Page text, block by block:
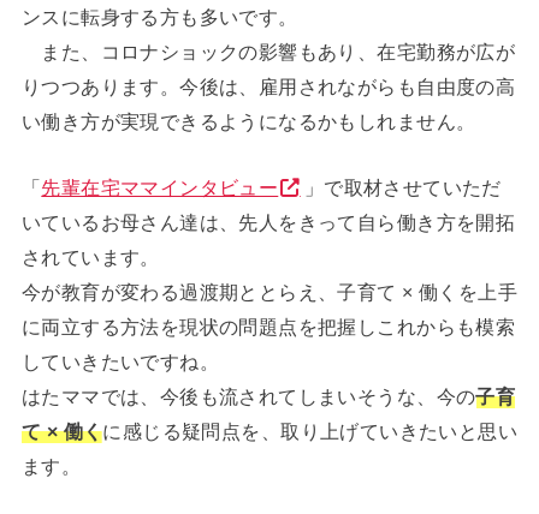
ンスに転身する方も多いです。
また、コロナショックの影響もあり、在宅勤務が広が
りつつあります。今後は、雇用されながらも自由度の高
い働き方が実現できるようになるかもしれません。
「先輩在宅ママインタビュー
」で取材させていただ
いているお母さん達は、先人をきって自ら働き方を開拓
されています。
今が教育が変わる過渡期ととらえ、子育て × 働くを上手
に両立する方法を現状の問題点を把握しこれからも模索
していきたいですね。
はたママでは、今後も流されてしまいそうな、今の子育
て × 働くに感じる疑問点を、取り上げていきたいと思い
ます。